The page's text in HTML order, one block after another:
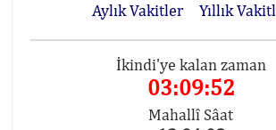
Aylık Vakitler
Yıllık
İkindi'ye kalan zaman
03:09:52
Mahallî Sâat